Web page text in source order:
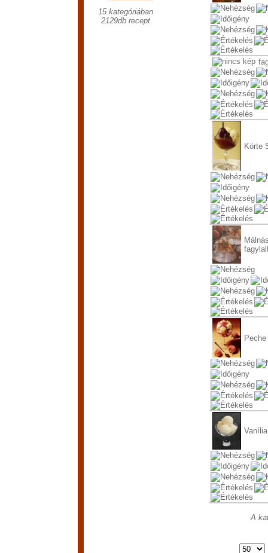
15 kategóriában
2129db recept
Körte
A